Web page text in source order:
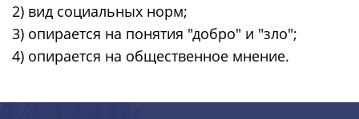
2) вид социальных норм;
3) опирается на понятия "добро" и "зло";
4) опирается на общественное мнение.